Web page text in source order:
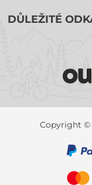
DŮLEŽITÉ
Copyright ©